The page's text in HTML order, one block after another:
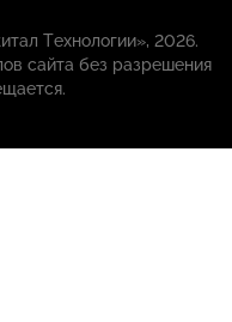
Технологии», 2026.
сайта без разрешения